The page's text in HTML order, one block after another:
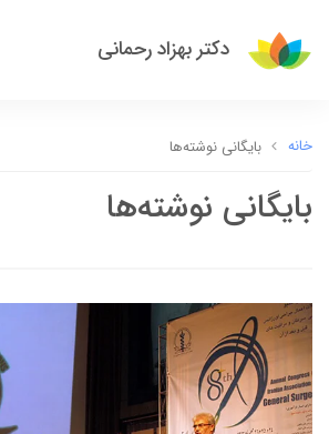
دکتر بهزاد رحمانی
خانه بایگانی نوشته‌ها
بایگانی نوشته‌ها